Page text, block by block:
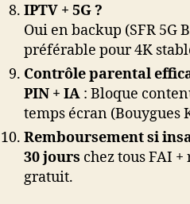
IPTV + 5G ?
Oui en backup (SFR 5G
préférable pour 4K
Contrôle parental
PIN + IA : Bloque
temps écran (Bouygues
Remboursement si
30 jours chez tous FAI
gratuit.